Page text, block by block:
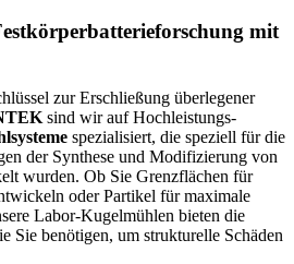
mit
zur Erschließung überlegener
sind wir auf Hochleistungs-
spezialisiert, die speziell für die
der Synthese und Modifizierung von
wurden. Ob Sie Grenzflächen für
oder Partikel für maximale
Labor-Kugelmühlen bieten die
Sie benötigen, um strukturelle Schäden